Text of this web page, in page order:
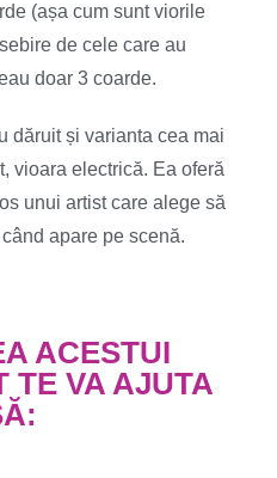
(așa cum sunt viorile
de cele care au
doar 3 coarde.
dăruit și varianta cea mai
vioara electrică. Ea oferă
unui artist care alege să
apare pe scenă.
ACESTUI
TE VA AJUTA